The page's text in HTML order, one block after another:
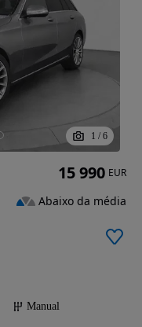
1 / 6
Manual
15 990 EUR
Abaixo da média